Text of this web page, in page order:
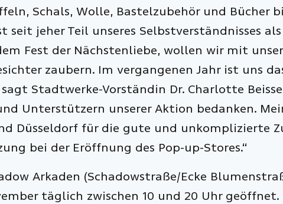
Schals, Wolle, Bastelzubehör und Bücher
jeher Teil unseres Selbstverständnisses
Fest der Nächstenliebe, wollen wir mit
zaubern. Im vergangenen Jahr ist uns
Stadtwerke-Vorständin Dr. Charlotte
Unterstützern unserer Aktion bedanken.
Düsseldorf für die gute und unkomplizierte
bei der Eröffnung des Pop-up-Stores.“
Arkaden (Schadowstraße/Ecke
täglich zwischen 10 und 20 Uhr